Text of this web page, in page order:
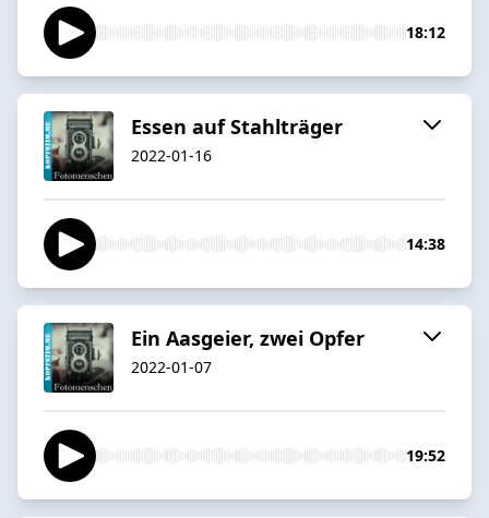
18:12
Essen auf Stahlträger
2022-01-16
14:38
Ein Aasgeier, zwei Opfer
2022-01-07
19:52